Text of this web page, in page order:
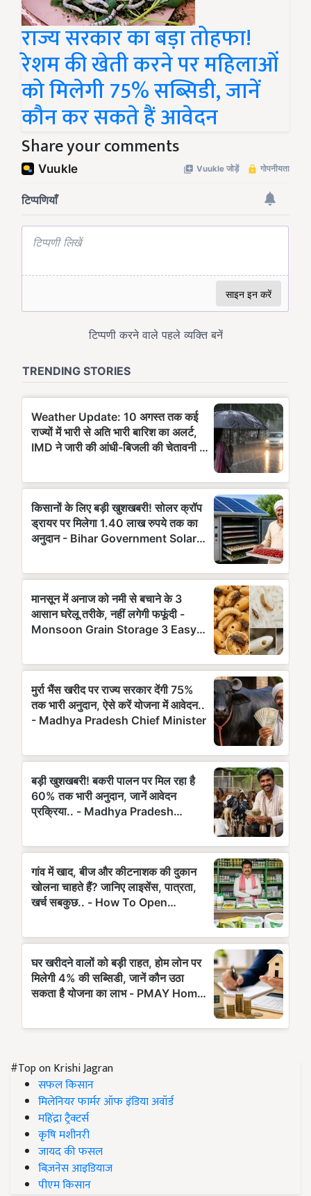
राज्य सरकार का बड़ा तोहफा!
रेशम की खेती करने पर महिलाओं
को मिलेगी 75% सब्सिडी, जानें
कौन कर सकते हैं आवेदन
Share your comments
#Top on Krishi Jagran
सफल किसान
मिलेनियर फार्मर ऑफ इंडिया अवॉर्ड
महिंद्रा ट्रैक्टर्स
कृषि मशीनरी
जायद की फसल
बिज़नेस आइडियाज
पीएम किसान